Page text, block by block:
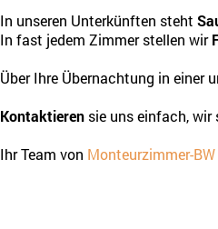
In unseren Unterkünften steht
In fast jedem Zimmer stellen wir
Über Ihre Übernachtung in einer
Kontaktieren sie uns einfach, wir
Ihr Team von Monteurzimmer-BW